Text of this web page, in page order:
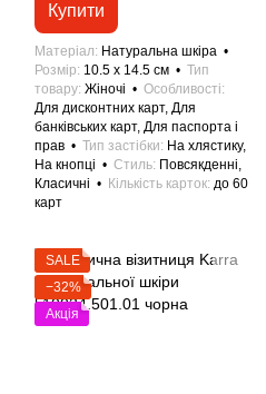
Купити
Матеріал
Натуральна шкіра
Розмір 10.5 x 14.5 см
Тип
товару Жіночі
Особливості
Для дисконтних карт, Для
банківських карт, Для паспорта і
прав
Тип застібки
На хлястику,
На кнопці
Стиль Повсякденні,
Класичні
Кількість карток до 60
карт
SALE
−32%
Акція